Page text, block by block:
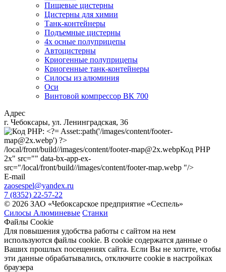
Пищевые цистерны
Цистерны для химии
Танк-контейнеры
Подъемные цистерны
4х осные полуприцепы
Автоцистерны
Криогенные полуприцепы
Криогенные танк-контейнеры
Силосы из алюминия
Оси
Винтовой компрессор ВК 700
Адрес
г. Чебоксары, ул. Ленинградская, 36
/local/front/build//images/content/footer-map@2x.webpКод PHP
2x" src="" data-bx-app-ex-
src="/local/front/build//images/content/footer-map.webp "/>
E-mail
zaosespel@yandex.ru
7 (8352) 22-57-22
© 2026 ЗАО «Чебоксарское предприятие «Сеспель»
Силосы Алюминевые Станки
Файлы Cookie
Для повышения удобства работы с сайтом на нем
используются файлы cookie. В cookie содержатся данные о
Ваших прошлых посещениях сайта. Если Вы не хотите, чтобы
эти данные обрабатывались, отключите cookie в настройках
браузера